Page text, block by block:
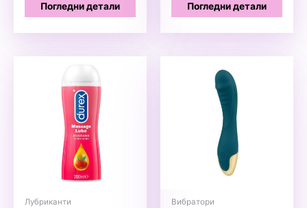
Погледни детали Погледни детали
Лубриканти Вибратори